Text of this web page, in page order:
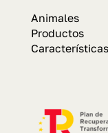
Animales
Productos
Características